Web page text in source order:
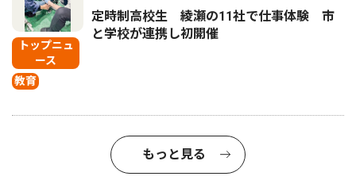
トップニュ
ース
教育
定時制高校生 綾瀬の11社で仕事体験 市
と学校が連携し初開催
もっと見る